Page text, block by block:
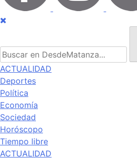
ACTUALIDAD
Deportes
Política
Economía
Sociedad
Horóscopo
Tiempo libre
ACTUALIDAD